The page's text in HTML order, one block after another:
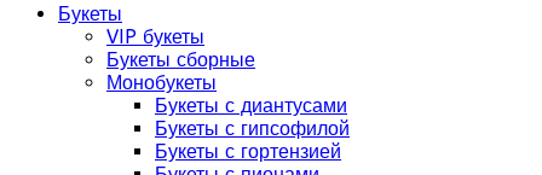
Букеты
VIP букеты
Букеты сборные
Монобукеты
Букеты с диантусами
Букеты с гипсофилой
Букеты с гортензией